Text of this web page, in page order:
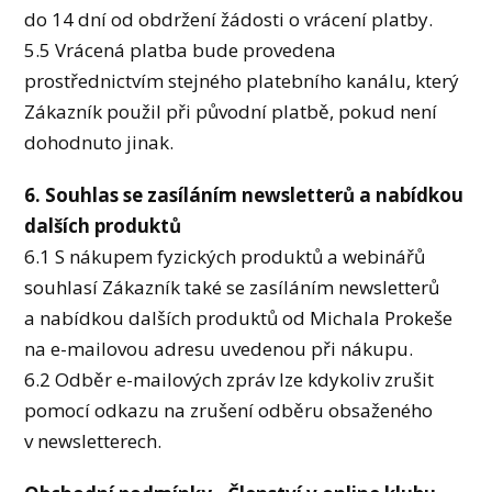
do 14 dní od obdržení žádosti o vrácení platby.
5.5 Vrácená platba bude provedena
prostřednictvím stejného platebního kanálu, který
Zákazník použil při původní platbě, pokud není
dohodnuto jinak.
6. Souhlas se zasíláním newsletterů a nabídkou
dalších produktů
6.1 S nákupem fyzických produktů a webinářů
souhlasí Zákazník také se zasíláním newsletterů
a nabídkou dalších produktů od Michala Prokeše
na e-mailovou adresu uvedenou při nákupu.
6.2 Odběr e-mailových zpráv lze kdykoliv zrušit
pomocí odkazu na zrušení odběru obsaženého
v newsletterech.